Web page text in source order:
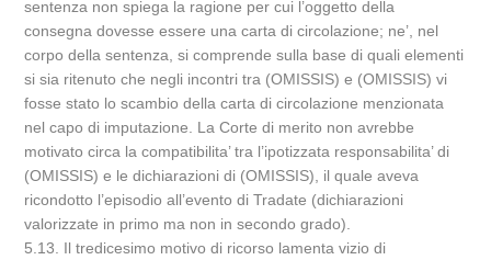
sentenza non spiega la ragione per cui l’oggetto della
consegna dovesse essere una carta di circolazione; ne’, nel
corpo della sentenza, si comprende sulla base di quali elementi
si sia ritenuto che negli incontri tra (OMISSIS) e (OMISSIS) vi
fosse stato lo scambio della carta di circolazione menzionata
nel capo di imputazione. La Corte di merito non avrebbe
motivato circa la compatibilita’ tra l’ipotizzata responsabilita’ di
(OMISSIS) e le dichiarazioni di (OMISSIS), il quale aveva
ricondotto l’episodio all’evento di Tradate (dichiarazioni
valorizzate in primo ma non in secondo grado).
5.13. Il tredicesimo motivo di ricorso lamenta vizio di